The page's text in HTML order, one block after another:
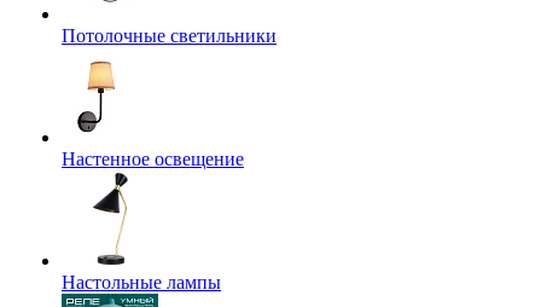
Потолочные светильники
Настенное освещение
Настольные лампы